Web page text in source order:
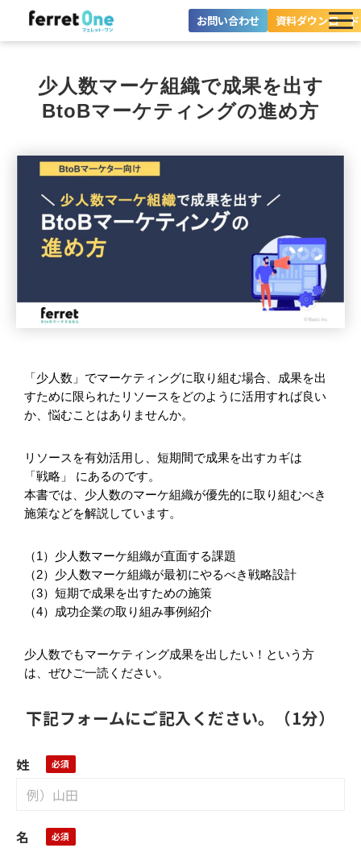
お問い合わせ 資料ダウンロード
ツール・機能一覧
導入事例
料金プラン
少人数マーケ組織で成果を出す
BtoBマーケティングの進め方
「少人数」でマーケティングに取り組む場合、成果を出
すために限られたリソースをどのように活用すれば良い
か、悩むことはありませんか。
リソースを有効活用し、短期間で成果を出すカギは
「戦略」 にあるのです。
本書では、少人数のマーケ組織が優先的に取り組むべき
施策などを解説しています。
（1）少人数マーケ組織が直面する課題
（2）少人数マーケ組織が最初にやるべき戦略設計
（3）短期で成果を出すための施策
（4）成功企業の取り組み事例紹介
少人数でもマーケティング成果を出したい！という方
は、ぜひご一読ください。
下記フォームにご記入ください。（1分）
姓
名